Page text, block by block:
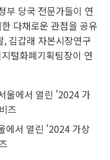
부 당국 전문가들이 연
다채로운 관점을 공유
김갑래 자본시장연구
털화폐기획팀장이 연
에서 열린 '2024 가상